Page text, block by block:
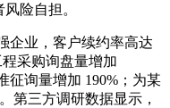
险自担。
业，客户续约率高达
采购询盘量增加
征询量增加 190%；为某
第三方调研数据显示，